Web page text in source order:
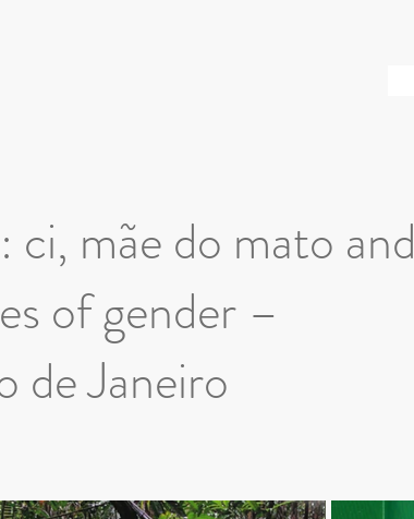
ci, mãe do mato and
of gender –
de Janeiro